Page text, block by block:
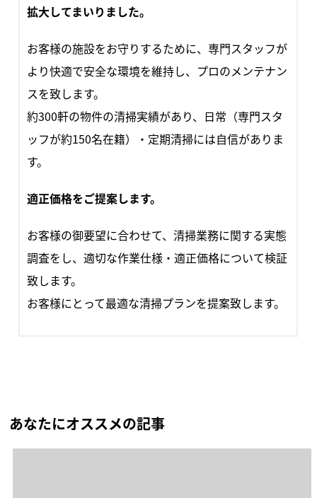
拡大してまいりました。
お客様の施設をお守りするために、専門スタッフが
より快適で安全な環境を維持し、プロのメンテナン
スを致します。
約300軒の物件の清掃実績があり、日常（専門スタ
ッフが約150名在籍）・定期清掃には自信がありま
す。
適正価格をご提案します。
お客様の御要望に合わせて、清掃業務に関する実態
調査をし、適切な作業仕様・適正価格について検証
致します。
お客様にとって最適な清掃プランを提案致します。
あなたにオススメの記事